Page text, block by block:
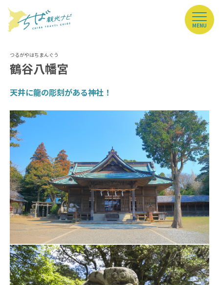
MENU
鶴谷八幡宮
天井に龍の彫刻がある神社！